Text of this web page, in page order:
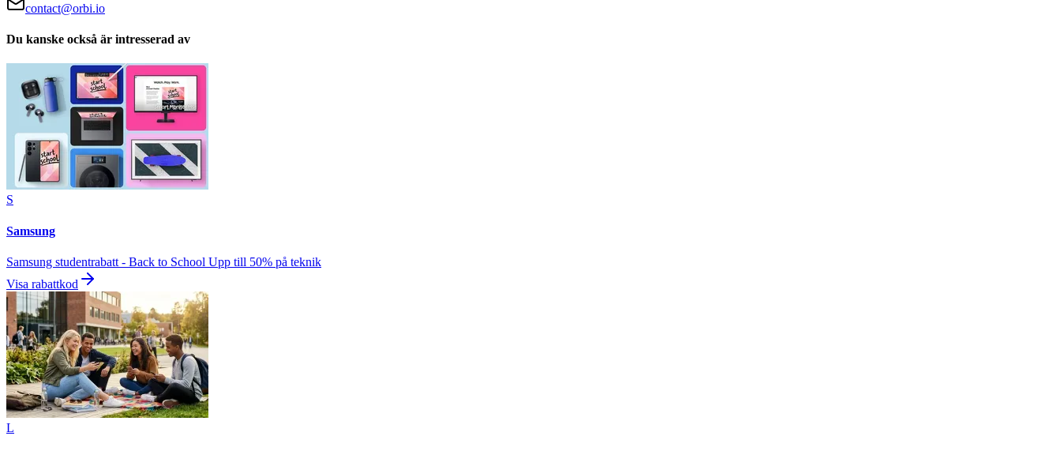
contact@orbi.io
Du kanske också är intresserad av
S
Samsung
Samsung studentrabatt - Back to School Upp till 50% på teknik
Visa rabattkod
L